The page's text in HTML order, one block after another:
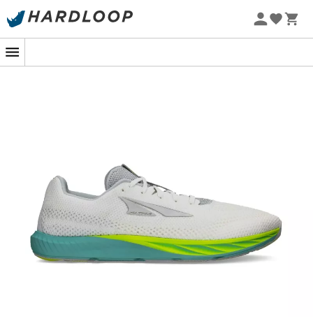
Zomeraanbiedingen 🔥 -5% EXTRA vanaf 2 producten* met